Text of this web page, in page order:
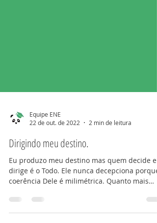
Equipe ENE
22 de out. de 2022
2 min de leitura
Dirigindo meu destino.
Eu produzo meu destino mas quem decide e
dirige é o Todo. Ele nunca decepciona porque